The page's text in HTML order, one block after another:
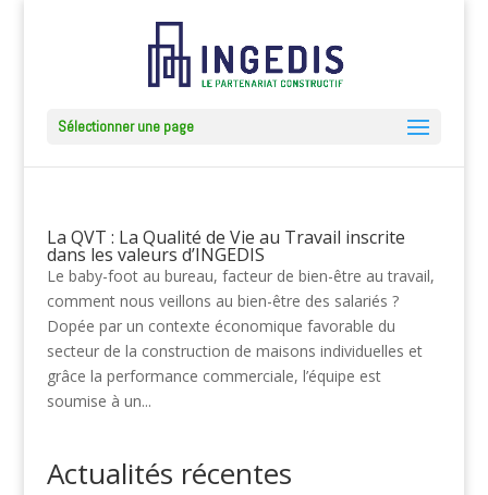
Sélectionner une page
La QVT : La Qualité de Vie au Travail inscrite
dans les valeurs d’INGEDIS
Le baby-foot au bureau, facteur de bien-être au travail,
comment nous veillons au bien-être des salariés ?
Dopée par un contexte économique favorable du
secteur de la construction de maisons individuelles et
grâce la performance commerciale, l’équipe est
soumise à un...
Actualités récentes